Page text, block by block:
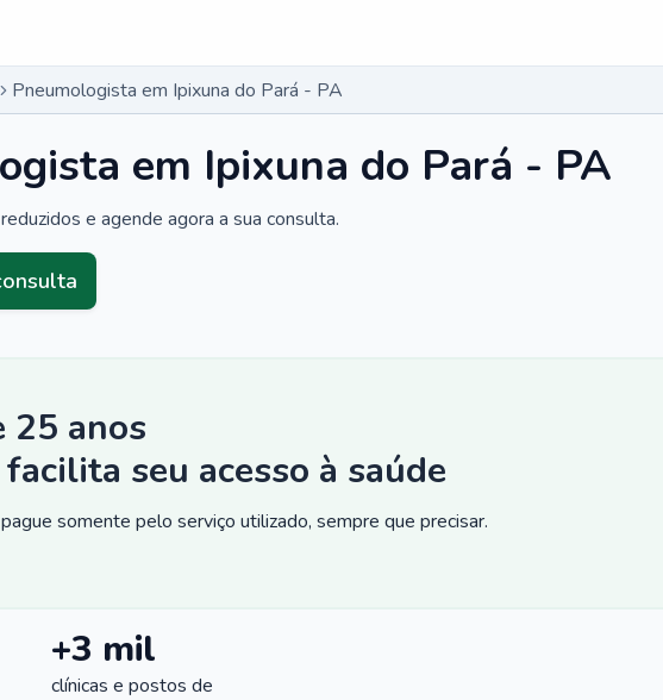
Pneumologista em Ipixuna do Pará - PA
em Ipixuna do Pará - PA
e agende agora a sua consulta.
25 anos
seu acesso à saúde
somente pelo serviço utilizado, sempre que precisar.
+3 mil
clínicas e postos de